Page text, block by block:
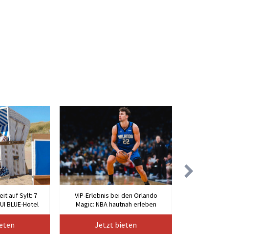
auf Sylt: 7
BLUE-Hotel
VIP-Erlebnis bei den Orlando
Magic: NBA hautnah erleben
Jetzt bieten